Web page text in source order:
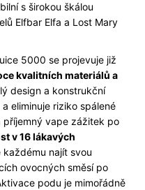
s širokou škálou
Elfbar Elfa a Lost Mary
5000 se projevuje již
kvalitních materiálů a
design a konstrukční
eliminuje riziko spálené
vape zážitek po
v 16 lákavých
každému najít svou
ovocných směsí po
podu je mimořádně